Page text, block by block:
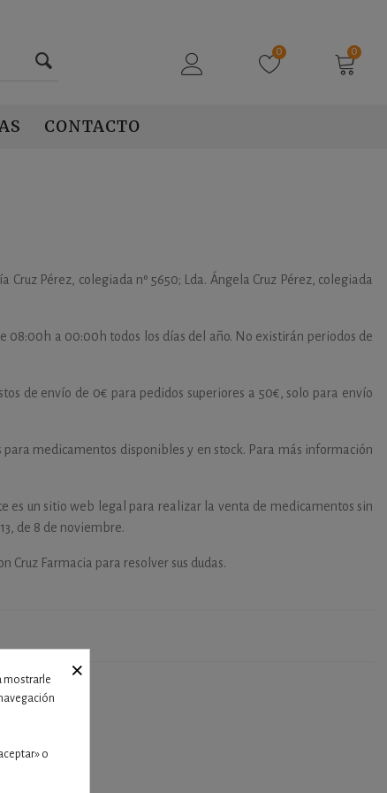
0 0
CONTACTO
Cruz Pérez, colegiada nº 5650; Lda. Ángela Cruz Pérez, colegiada
08:00h a 00:00h todos los días del año. No existirán periodos de
de envío de 0€ para pedidos superiores a 50€, solo para envío
medicamentos disponibles y en stock. Para más información
es un sitio web legal para realizar la venta de medicamentos sin
de 8 de noviembre.
Cruz Farmacia para resolver sus dudas.
×
mostrarle
o